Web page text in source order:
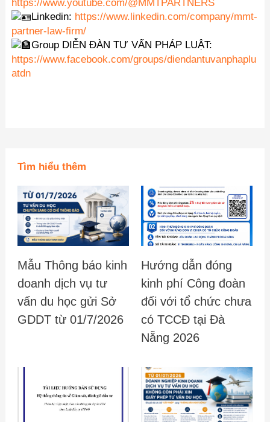
https://www.youtube.com/@MMTPARTNERS
Linkedin: https://www.linkedin.com/company/mmt-
partner-law-firm/
Group DIỄN ĐÀN TƯ VẤN PHÁP LUẬT:
https://www.facebook.com/groups/diendantuvanphaplu
atdn
Tìm hiểu thêm
Mẫu Thông báo kinh
doanh dịch vụ tư
vấn du học gửi Sở
GDDT từ 01/7/2026
Hướng dẫn đóng
kinh phí Công đoàn
đối với tổ chức chưa
có TCCĐ tại Đà
Nẵng 2026